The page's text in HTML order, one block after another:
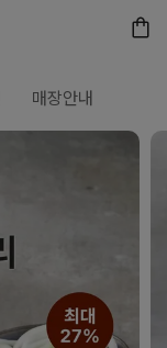
매장안내